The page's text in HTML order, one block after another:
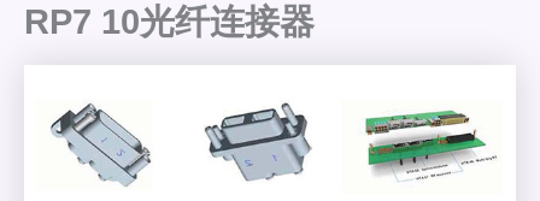
RP7 10光纤连接器